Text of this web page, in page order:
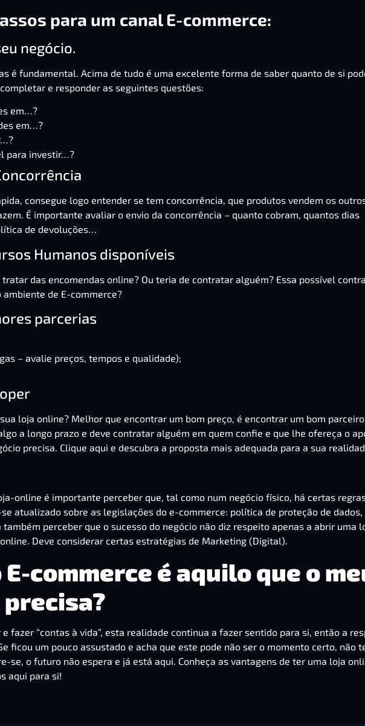
para um canal E-commerce:
negócio.
é fundamental. Acima de tudo é uma excelente forma de saber quanto de si
e responder as seguintes questões:
em…?
em…?
para investir…?
consegue logo entender se tem concorrência, que produtos vendem os
É importante avaliar o envio da concorrência – quanto cobram, quantos dias
de devoluções…
Humanos disponíveis
tratar das encomendas online? Ou teria de contratar alguém? Essa possível
de E-commerce?
parcerias
– avalie preços, tempos e qualidade);
loja online? Melhor que encontrar um bom preço, é encontrar um bom
a longo prazo e deve contratar alguém em quem confie e que lhe ofereça o
precisa. Clique aqui e descubra a proposta mais adequada para a sua
online é importante perceber que, tal como num negócio físico, há certas
atualizado sobre as legislações do e-commerce: política de proteção de
perceber que o sucesso do negócio não diz respeito apenas a abrir uma
Deve considerar certas estratégias de Marketing (Digital).
E-commerce é aquilo que o
fazer “contas à vida”, esta realidade continua a fazer sentido para si, então a
ficou um pouco assustado e acha que este pode não ser o momento certo, não
se, o futuro não espera e já está aqui. Conheça as vantagens de ter uma loja
aqui para si!